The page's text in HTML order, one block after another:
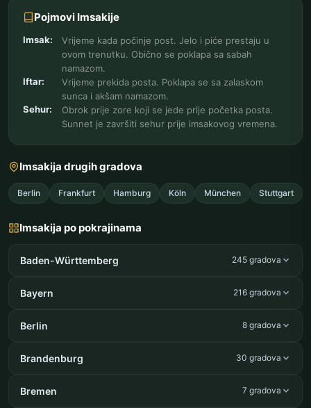
Pojmovi Imsakije
Imsak:
Vrijeme kada počinje post. Jelo i piće prestaju u
ovom trenutku. Obično se poklapa sa sabah
namazom.
Iftar:
Vrijeme prekida posta. Poklapa se sa zalaskom
sunca i akšam namazom.
Sehur:
Obrok prije zore koji se jede prije početka posta.
Sunnet je završiti sehur prije imsakovog vremena.
Imsakija drugih gradova
Berlin Frankfurt Hamburg Köln München Stuttgart
Imsakija po pokrajinama
Baden-Württemberg 245 gradova
Bayern 216 gradova
Berlin 8 gradova
Brandenburg 30 gradova
Bremen 7 gradova